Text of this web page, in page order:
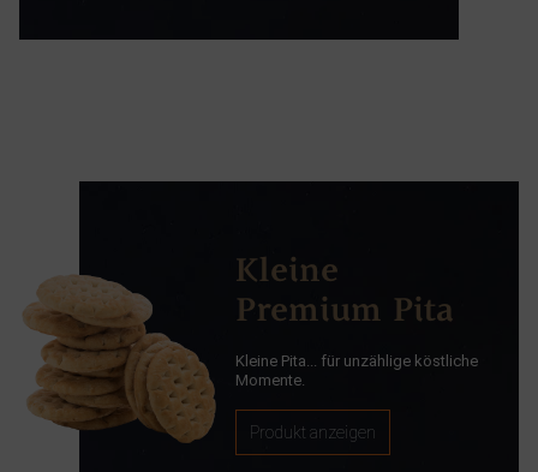
Kleine
Premium Pita
Kleine Pita... für unzählige köstliche
Momente.
Produkt anzeigen